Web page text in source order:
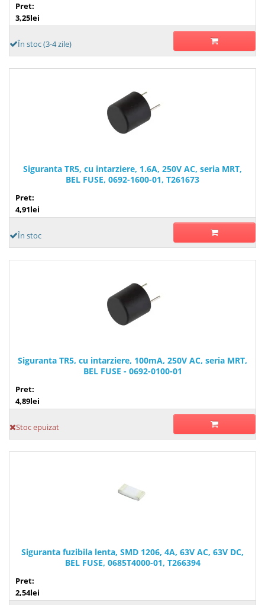
Pret:
3,25lei
În stoc (3-4 zile)
Siguranta TR5, cu intarziere, 1.6A, 250V AC, seria MRT,
BEL FUSE, 0692-1600-01, T261673
Pret:
4,91lei
În stoc
Siguranta TR5, cu intarziere, 100mA, 250V AC, seria MRT,
BEL FUSE - 0692-0100-01
Pret:
4,89lei
Stoc epuizat
Siguranta fuzibila lenta, SMD 1206, 4A, 63V AC, 63V DC,
BEL FUSE, 0685T4000-01, T266394
Pret:
2,54lei